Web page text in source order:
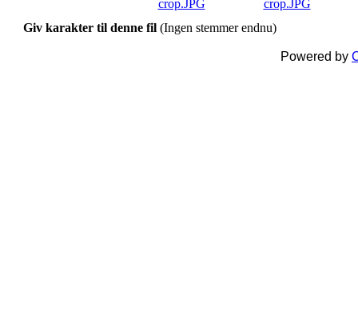
Giv karakter til denne fil (Ingen stemmer endnu)
Powered by